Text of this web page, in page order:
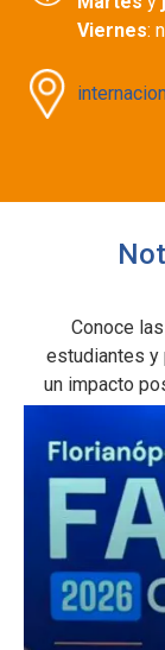
Viernes:
Conoce
estudiantes y
un impacto